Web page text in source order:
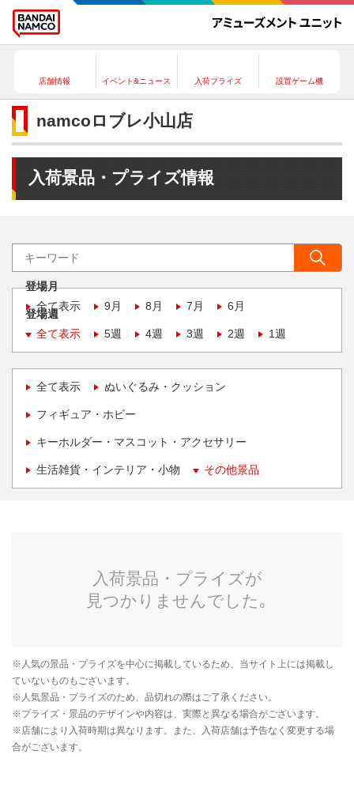
店舗情報 イベント&ニュース 入荷プライズ 設置ゲーム機
namcoロブレ小山店
入荷景品・プライズ情報
登場月
全て表示
9月 8月 7月 6月
登場週
全て表示
5週 4週 3週 2週 1週
全て表示 ぬいぐるみ・クッション
フィギュア・ホビー
キーホルダー・マスコット・アクセサリー
生活雑貨・インテリア・小物 その他景品